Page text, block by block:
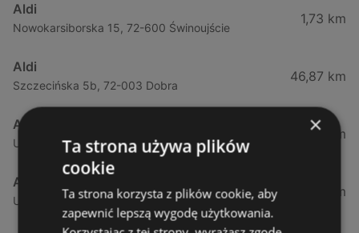
Aldi
Nowokarsiborska 15, 72-600 Świnoujście
1,73 km
Aldi
Szczecińska 5b, 72-003 Dobra
46,87 km
Aldi
Ul. Sobola 1, 71-837 Szczecin
50,37 km
Aldi
Ulica Przyjaciół Żołnierza 128, 71-899 Szczecin
53,27 km
×
Ta strona używa plików
cookie
Ta strona korzysta z plików cookie, aby
zapewnić lepszą wygodę użytkowania.